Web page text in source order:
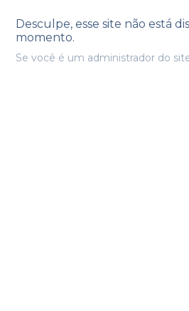
Desculpe, esse site não está
momento.
Se você é um administrador do